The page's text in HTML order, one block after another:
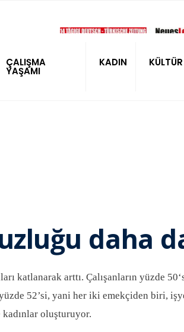
ÇALIŞMA
YAŞAMI
KADIN KÜLTÜR
daha
katlanarak arttı. Çalışanların yüzde
52’si, yani her iki emekçiden biri,
oluşturuyor.